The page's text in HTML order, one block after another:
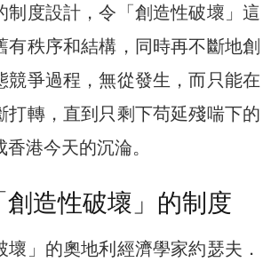
制度設計，令「創造性破壞」這
有秩序和結構，同時再不斷地創
競爭過程，無從發生，而只能在
打轉，直到只剩下苟延殘喘下的
港今天的沉淪。
創造性破壞」的制度
壞」的奧地利經濟學家約瑟夫．